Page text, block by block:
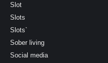
Slot
Slots
Slots`
Sober living
Social media